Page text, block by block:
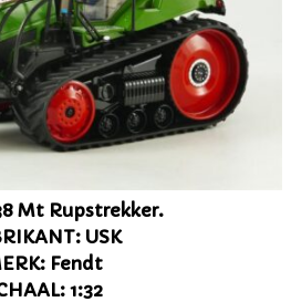
Mt Rupstrekker.
USK
Fendt
1:32